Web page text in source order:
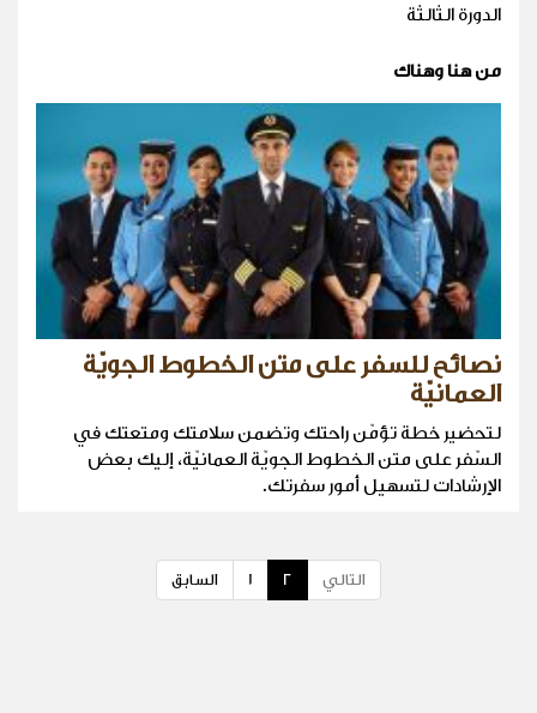
الدورة الثالثة
من هنا وهناك
نصائح للسفر على متن الخطوط الجويّة
العمانيّة
لتحضير خطة تؤمّن راحتك وتضمن سلامتك ومتعتك في
السّفر على متن الخطوط الجويّة العمانيّة، إليك بعض
الإرشادات لتسهيل أمور سفرتك.
السابق 1 2 التالي